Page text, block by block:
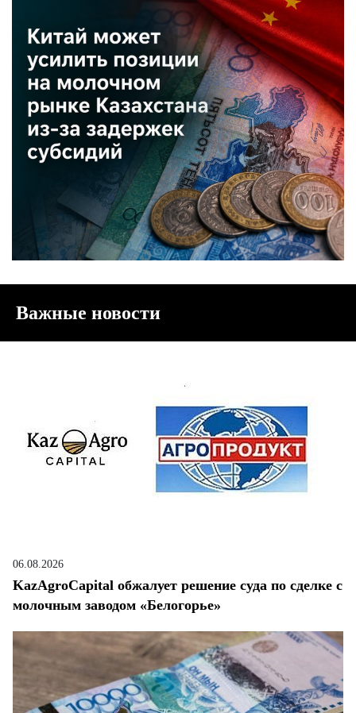
Важные новости
06.08.2026
KazAgroCapital обжалует решение суда по сделке с
молочным заводом «Белогорье»